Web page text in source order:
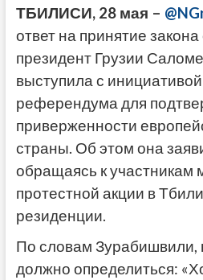
ТБИЛИСИ, 28 мая –
ответ на принятие
президент Грузии
выступила с
референдума для
приверженности
страны. Об этом она
обращаясь к участникам
протестной акции в
резиденции.
По словам
должно определиться: